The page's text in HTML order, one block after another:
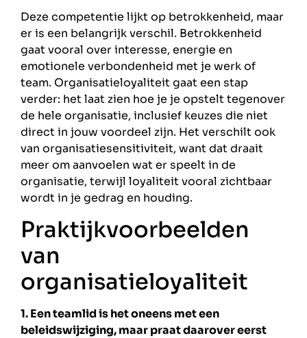
Deze competentie lijkt op betrokkenheid, maar
er is een belangrijk verschil. Betrokkenheid
gaat vooral over interesse, energie en
emotionele verbondenheid met je werk of
team. Organisatieloyaliteit gaat een stap
verder: het laat zien hoe je je opstelt tegenover
de hele organisatie, inclusief keuzes die niet
direct in jouw voordeel zijn. Het verschilt ook
van organisatiesensitiviteit, want dat draait
meer om aanvoelen wat er speelt in de
organisatie, terwijl loyaliteit vooral zichtbaar
wordt in je gedrag en houding.
Praktijkvoorbeelden
van
organisatieloyaliteit
1. Een teamlid is het oneens met een
beleidswijziging, maar praat daarover eerst